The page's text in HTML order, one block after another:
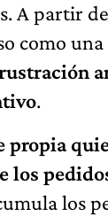
A partir
como una
.
propia
los
los